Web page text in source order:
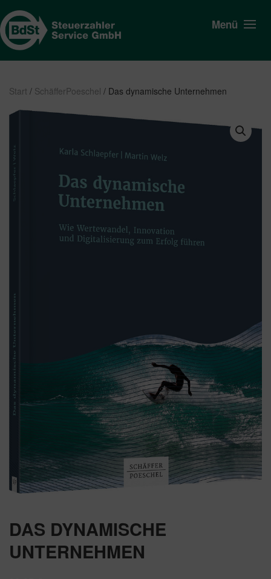
Menü
Start / SchäfferPoeschel / Das dynamische Unternehmen
DAS DYNAMISCHE
UNTERNEHMEN